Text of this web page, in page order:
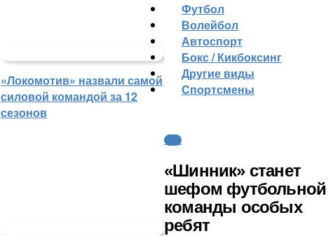
«Локомотив» назвали самой
силовой командой за 12
сезонов
Футбол
Волейбол
Автоспорт
Бокс / Кикбоксинг
Другие виды
Cпортсмены
ФНЛ
«Шинник» станет
шефом футбольной
команды особых
ребят